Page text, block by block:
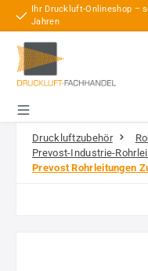
Zum Hauptinhalt springen
Ihr Druckluft-Onlineshop –
Jahren
Druckluftzubehör
Prevost-Industrie-
Prevost Rohrleitungen